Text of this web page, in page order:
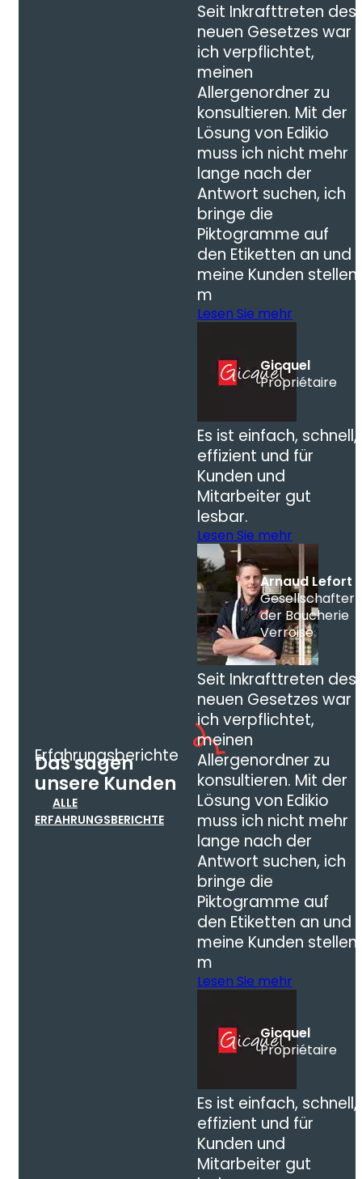
Erfahrungsberichte
Das sagen
unsere Kunden
ALLE
ERFAHRUNGSBERICHTE
Seit Inkrafttreten des
neuen Gesetzes war
ich verpflichtet,
meinen
Allergenordner zu
konsultieren. Mit der
Lösung von Edikio
muss ich nicht mehr
lange nach der
Antwort suchen, ich
bringe die
Piktogramme auf
den Etiketten an und
meine Kunden stellen
m
Lesen Sie mehr
Gicquel
Propriétaire
Es ist einfach, schnell,
effizient und für
Kunden und
Mitarbeiter gut
lesbar.
Lesen Sie mehr
Arnaud Lefort
Gesellschafter
der Boucherie
Verroise
Seit Inkrafttreten des
neuen Gesetzes war
ich verpflichtet,
meinen
Allergenordner zu
konsultieren. Mit der
Lösung von Edikio
muss ich nicht mehr
lange nach der
Antwort suchen, ich
bringe die
Piktogramme auf
den Etiketten an und
meine Kunden stellen
m
Lesen Sie mehr
Gicquel
Propriétaire
Es ist einfach, schnell,
effizient und für
Kunden und
Mitarbeiter gut